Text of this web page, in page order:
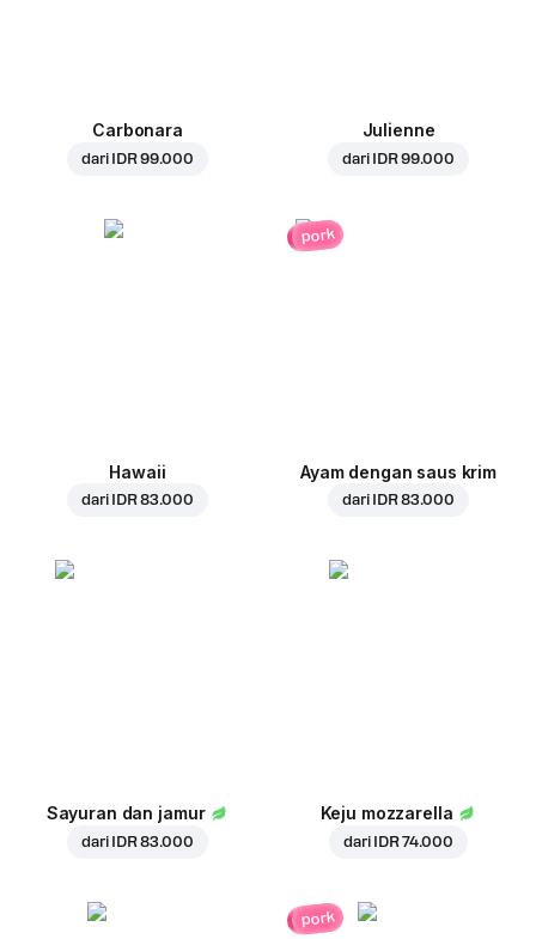
Carbonara
dari IDR 99.000
Julienne
dari IDR 99.000
Hawaii
dari IDR 83.000
pork
Ayam dengan saus krim
dari IDR 83.000
Sayuran dan jamur
dari IDR 83.000
Keju mozzarella
dari IDR 74.000
pork